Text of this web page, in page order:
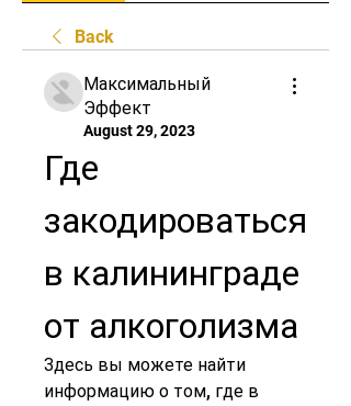
Back
Максимальный
Эффект
August 29, 2023
Где
закодироваться
в калининграде
от алкоголизма
Здесь вы можете найти
информацию о том, где в